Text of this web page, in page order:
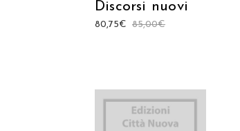
Discorsi nuovi
85,00€
80,75€